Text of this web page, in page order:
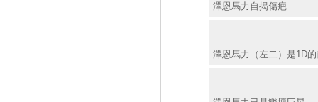
澤恩馬力自揭傷疤
澤恩馬力（左二）是1D